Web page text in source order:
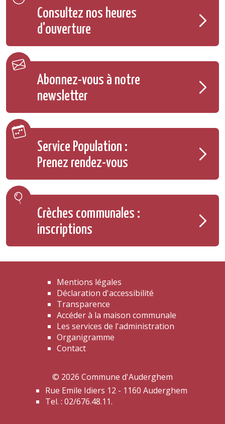
Consultez nos heures
d'ouverture
Abonnez-vous à notre
newsletter
Service Population :
Prenez rendez-vous
Crèches communales :
inscriptions
Mentions légales
Déclaration d'accessibilité
Transparence
Accéder à la maison communale
Les services de l'administration
Organigramme
Contact
© 2026 Commune d'Auderghem
Rue Emile Idiers 12 - 1160 Auderghem
Tel. : 02/676.48.11.